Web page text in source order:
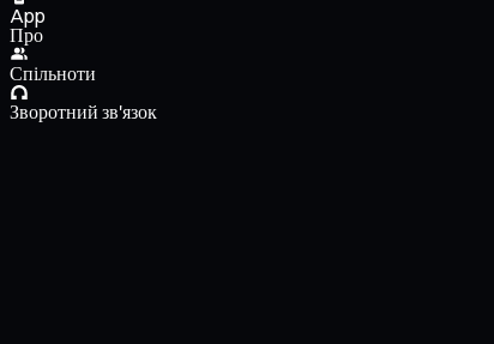
App
Про
Спільноти
Зворотний зв'язок